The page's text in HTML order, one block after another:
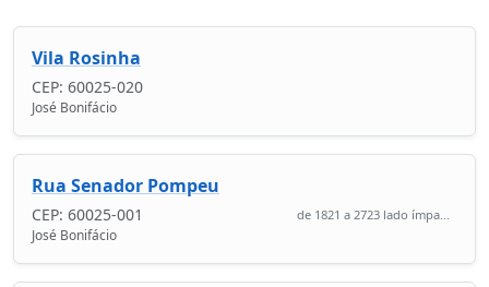
Vila Rosinha
CEP: 60025-020
José Bonifácio
Rua Senador Pompeu
CEP: 60025-001 de 1821 a 2723 lado ímpa...
José Bonifácio